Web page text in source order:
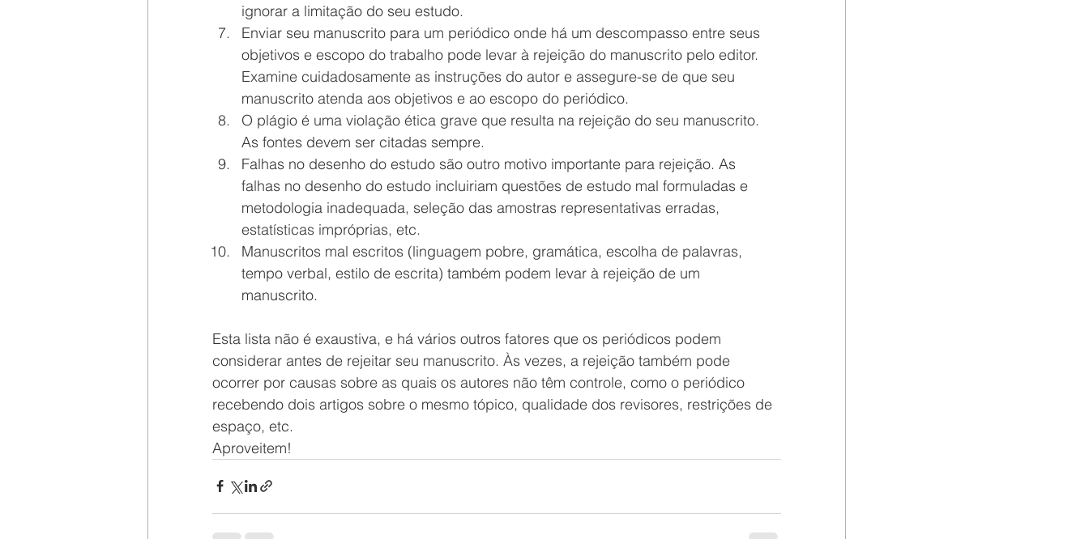
ignorar a limitação do seu estudo.
Enviar seu manuscrito para um periódico onde há um descompasso entre seus
objetivos e escopo do trabalho pode levar à rejeição do manuscrito pelo editor.
Examine cuidadosamente as instruções do autor e assegure-se de que seu
manuscrito atenda aos objetivos e ao escopo do periódico.
O plágio é uma violação ética grave que resulta na rejeição do seu manuscrito.
As fontes devem ser citadas sempre.
Falhas no desenho do estudo são outro motivo importante para rejeição. As
falhas no desenho do estudo incluiriam questões de estudo mal formuladas e
metodologia inadequada, seleção das amostras representativas erradas,
estatísticas impróprias, etc.
Manuscritos mal escritos (linguagem pobre, gramática, escolha de palavras,
tempo verbal, estilo de escrita) também podem levar à rejeição de um
manuscrito.
Esta lista não é exaustiva, e há vários outros fatores que os periódicos podem
considerar antes de rejeitar seu manuscrito. Às vezes, a rejeição também pode
ocorrer por causas sobre as quais os autores não têm controle, como o periódico
recebendo dois artigos sobre o mesmo tópico, qualidade dos revisores, restrições de
espaço, etc.
Aproveitem!